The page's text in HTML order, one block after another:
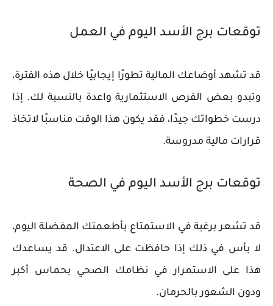
توقعات برج الأسد اليوم في العمل
قد تشهد أوضاعك المالية تطورًا إيجابيًا خلال هذه الفترة،
وتبدو بعض الفرص الاستثمارية واعدة بالنسبة لك. إذا
درست خطواتك جيدًا، فقد يكون هذا الوقت مناسبًا لاتخاذ
قرارات مالية مدروسة.
توقعات برج الأسد اليوم في الصحة
قد تشعر برغبة في الاستمتاع بأطعمتك المفضلة اليوم،
لا بأس في ذلك إذا حافظت على الاعتدال. قد يساعدك
هذا على الاستمرار في نظامك الصحي بحماس أكبر
ودون الشعور بالحرمان.